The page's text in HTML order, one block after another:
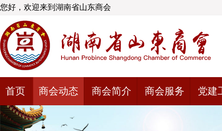
您好，欢迎来到湖南省山东商会
首页 商会动态 商会简介 商会服务 党建